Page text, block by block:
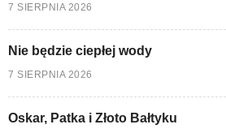
7 SIERPNIA 2026
Nie będzie ciepłej wody
7 SIERPNIA 2026
Oskar, Patka i Złoto Bałtyku